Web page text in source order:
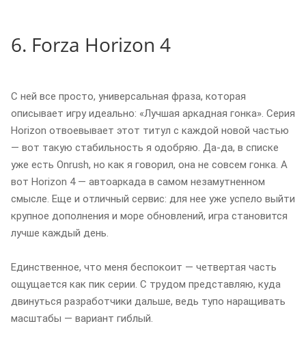
6. Forza Horizon 4
С ней все просто, универсальная фраза, которая
описывает игру идеально: «Лучшая аркадная гонка». Серия
Horizon отвоевывает этот титул с каждой новой частью
— вот такую стабильность я одобряю. Да-да, в списке
уже есть Onrush, но как я говорил, она не совсем гонка. А
вот Horizon 4 — автоаркада в самом незамутненном
смысле. Еще и отличный сервис: для нее уже успело выйти
крупное дополнения и море обновлений, игра становится
лучше каждый день.
Единственное, что меня беспокоит — четвертая часть
ощущается как пик серии. С трудом представляю, куда
двинуться разработчики дальше, ведь тупо наращивать
масштабы — вариант гиблый.